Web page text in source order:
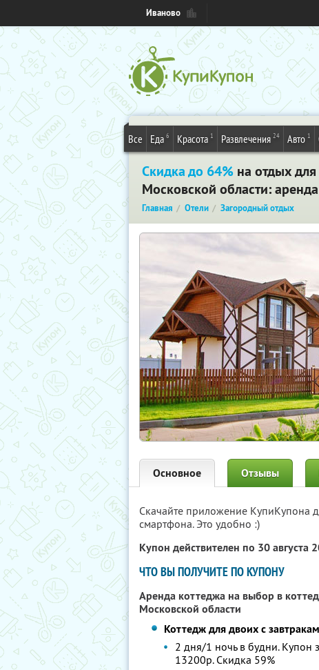
Иваново
Все Еда 6 Красота 1 Развлечения 24 Авто 1
Скидка до 64% на отдых
Московской области:
Главная Отели Загородный отдых
Основное Отзывы
Скачайте приложение КупиКупона
смартфона. Это удобно :)
Купон действителен по 30 августа
ЧТО ВЫ ПОЛУЧИТЕ ПО КУПОНУ
Аренда коттеджа на выбор в
Московской области
Коттедж для двоих с
2 дня/1 ночь в будни. Купон
13200р. Скидка 59%